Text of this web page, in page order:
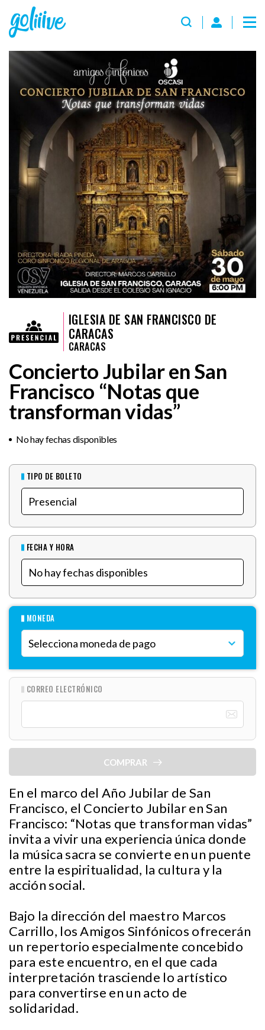
IGLESIA DE SAN FRANCISCO DE
CARACAS
CARACAS
Concierto Jubilar en San
Francisco “Notas que
transforman vidas”
No hay fechas disponibles
TIPO DE BOLETO
FECHA Y HORA
MONEDA
CORREO ELECTRÓNICO
COMPRAR
En el marco del Año Jubilar de San
Francisco, el Concierto Jubilar en San
Francisco: “Notas que transforman vidas”
invita a vivir una experiencia única donde
la música sacra se convierte en un puente
entre la espiritualidad, la cultura y la
acción social.
Bajo la dirección del maestro Marcos
Carrillo, los Amigos Sinfónicos ofrecerán
un repertorio especialmente concebido
para este encuentro, en el que cada
interpretación trasciende lo artístico
para convertirse en un acto de
solidaridad.